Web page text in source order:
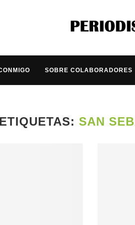
SOBRE COLABORADORES
ETIQUETAS: SAN